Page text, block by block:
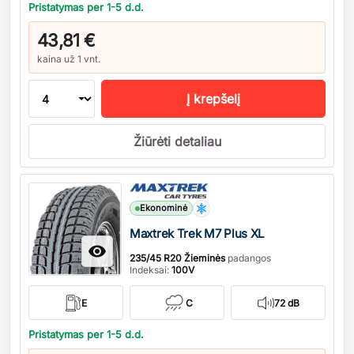
Pristatymas per 1-5 d.d.
43,81 €
kaina už 1 vnt.
Į krepšelį
Žiūrėti detaliau

Ekonominė
Maxtrek Trek M7 Plus XL
235/45 R20 Žieminėspadangos
Indeksai: 100V
E C 72 dB
Pristatymas per 1-5 d.d.
Kiekis